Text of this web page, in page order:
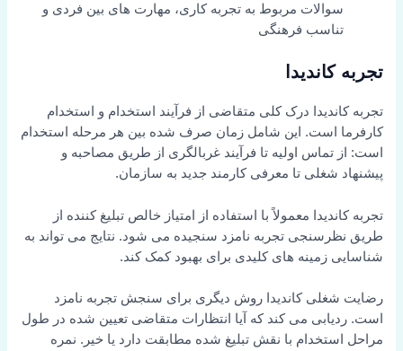
سوالات مربوط به تجربه کاری، مهارت های بین فردی و
تناسب فرهنگی
تجربه کاندیدا
تجربه کاندیدا درک کلی متقاضی از فرآیند استخدام و استخدام
کارفرما است. این شامل زمان صرف شده بین هر مرحله استخدام
است: از تماس اولیه تا فرآیند غربالگری از طریق مصاحبه و
پیشنهاد شغلی تا معرفی کارمند جدید به سازمان.
تجربه کاندیدا معمولاً با استفاده از امتیاز خالص تبلیغ کننده از
طریق نظرسنجی تجربه نامزد سنجیده می شود. نتایج می تواند به
شناسایی زمینه های کلیدی برای بهبود کمک کند.
رضایت شغلی کاندیدا روش دیگری برای سنجش تجربه نامزد
است. ردیابی می کند که آیا انتظارات متقاضی تعیین شده در طول
مراحل استخدام با نقش تبلیغ شده مطابقت دارد یا خیر. نمره